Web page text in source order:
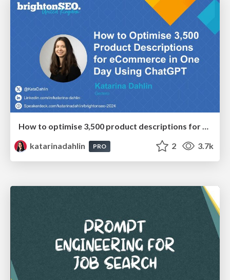
How to optimise 3,500 product descriptions for ecommerce in one day using ChatGPT
katarinadahlin
PRO 2 3.7k